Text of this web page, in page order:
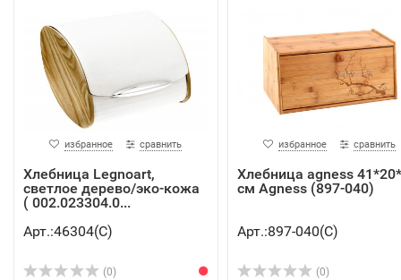
избранное сравнить
Хлебница Legnoart,
светлое дерево/эко-кожа
( 002.023304.0...
Арт.:46304(C)
(0)
избранное сравнить
Хлебница agness
см Agness (897-040)
Арт.:897-040(C)
(0)